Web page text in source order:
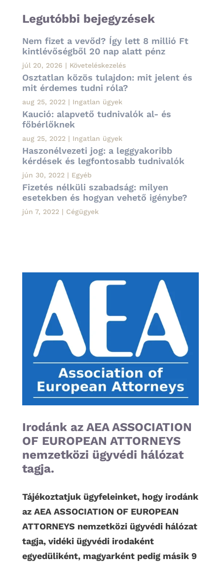
Legutóbbi bejegyzések
Nem fizet a vevőd? Így lett 8 millió Ft
kintlévőségből 20 nap alatt pénz
júl 20, 2026 | Követeléskezelés
Osztatlan közös tulajdon: mit jelent és
mit érdemes tudni róla?
aug 25, 2022 | Ingatlan ügyek
Kaució: alapvető tudnivalók al- és
főbérlőknek
aug 25, 2022 | Ingatlan ügyek
Haszonélvezeti jog: a leggyakoribb
kérdések és legfontosabb tudnivalók
jún 30, 2022 | Egyéb
Fizetés nélküli szabadság: milyen
esetekben és hogyan vehető igénybe?
jún 7, 2022 | Cégügyek
Irodánk az AEA ASSOCIATION
OF EUROPEAN ATTORNEYS
nemzetközi ügyvédi hálózat
tagja.
Tájékoztatjuk ügyfeleinket, hogy irodánk
az AEA ASSOCIATION OF EUROPEAN
ATTORNEYS nemzetközi ügyvédi hálózat
tagja, vidéki ügyvédi irodaként
egyedüliként, magyarként pedig másik 9